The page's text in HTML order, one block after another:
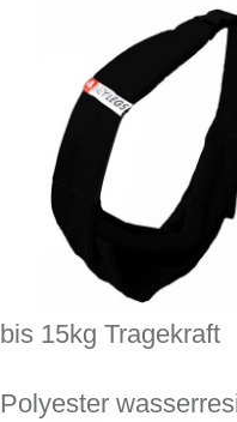
bis 15kg Tragekraft
Polyester